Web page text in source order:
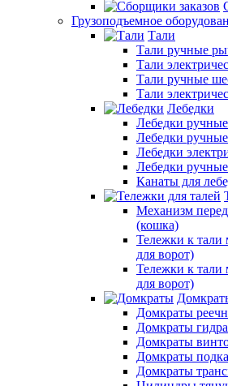
Грузоподъемное
Тали
Тали ручные
Тали
Тали ручные
Тали
Лебедки
Лебедки
Лебедки
Лебедки
Лебедки
Канаты для
Механизм
(кошка)
Тележки к тали
для ворот)
Тележки к тали
для ворот)
Домкраты
Домкраты
Домкраты
Домкраты
Домкраты